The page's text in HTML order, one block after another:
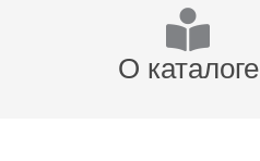
О каталоге